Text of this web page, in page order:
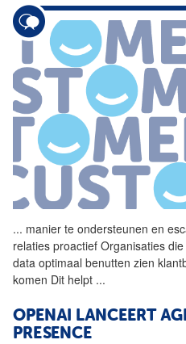
... manier te ondersteunen en
relaties proactief Organisaties
data optimaal benutten zien
komen Dit helpt ...
OPENAI LANCEERT
PRESENCE